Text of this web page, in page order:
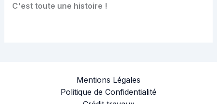
C'est toute une histoire !
Mentions Légales
Politique de Confidentialité